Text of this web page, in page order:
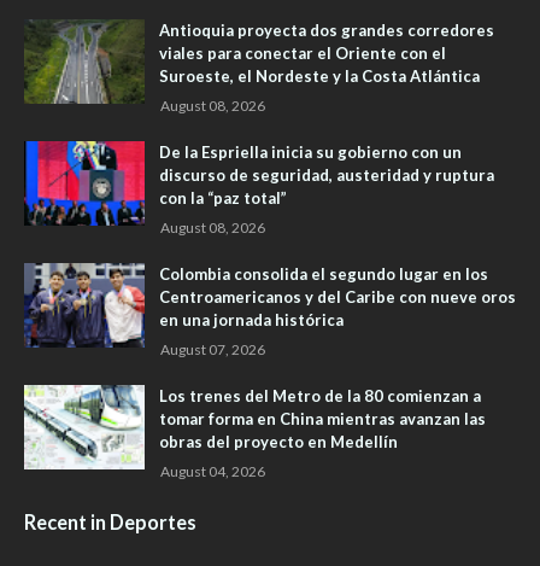
Antioquia proyecta dos grandes corredores
viales para conectar el Oriente con el
Suroeste, el Nordeste y la Costa Atlántica
August 08, 2026
De la Espriella inicia su gobierno con un
discurso de seguridad, austeridad y ruptura
con la “paz total”
August 08, 2026
Colombia consolida el segundo lugar en los
Centroamericanos y del Caribe con nueve oros
en una jornada histórica
August 07, 2026
Los trenes del Metro de la 80 comienzan a
tomar forma en China mientras avanzan las
obras del proyecto en Medellín
August 04, 2026
Recent in Deportes